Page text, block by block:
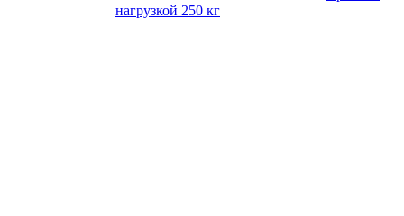
нагрузкой 250 кг